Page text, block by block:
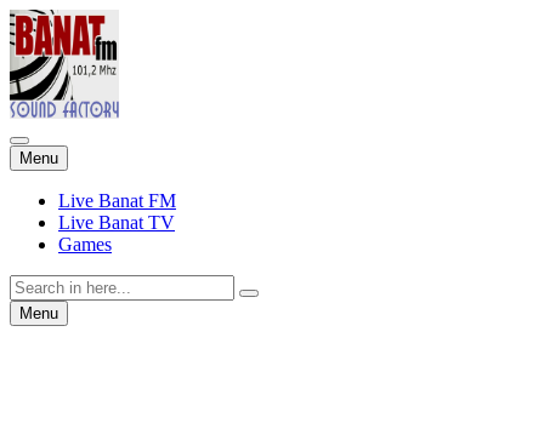
Menu Skip
to
content
Live Banat FM
Live Banat TV
Games
Search
for:Menu Skip
to